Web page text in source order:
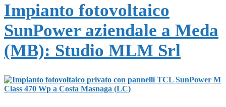
Impianto fotovoltaico
SunPower aziendale a Meda
(MB): Studio MLM Srl